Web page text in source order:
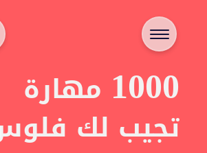
1000 مهارة
تجيب لك